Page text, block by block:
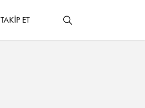
TAKİP ET